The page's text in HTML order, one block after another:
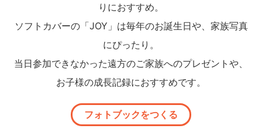
りにおすすめ。
ソフトカバーの「JOY」は毎年のお誕生日や、家族写真
にぴったり。
当日参加できなかった遠方のご家族へのプレゼントや、
お子様の成長記録におすすめです。
フォトブックをつくる